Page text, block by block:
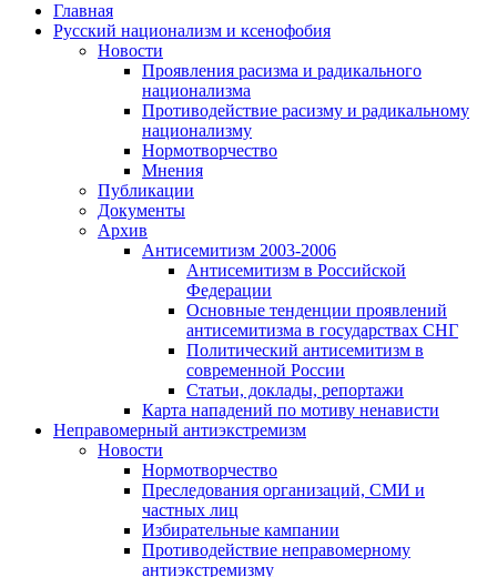
Главная
Русский национализм и ксенофобия
Новости
Проявления расизма и радикального
национализма
Противодействие расизму и радикальному
национализму
Нормотворчество
Мнения
Публикации
Документы
Архив
Антисемитизм 2003-2006
Антисемитизм в Российской
Федерации
Основные тенденции проявлений
антисемитизма в государствах СНГ
Политический антисемитизм в
современной России
Статьи, доклады, репортажи
Карта нападений по мотиву ненависти
Неправомерный антиэкстремизм
Новости
Нормотворчество
Преследования организаций, СМИ и
частных лиц
Избирательные кампании
Противодействие неправомерному
антиэкстремизму